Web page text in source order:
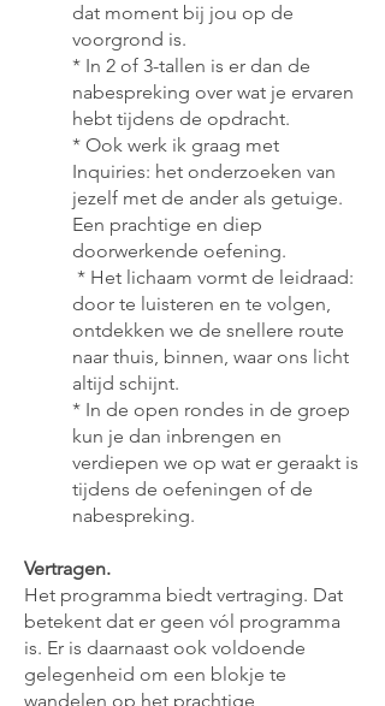
dat moment bij jou op de
voorgrond is.
* In 2 of 3-tallen is er dan de
nabespreking over wat je ervaren
hebt tijdens de opdracht.
* Ook werk ik graag met
Inquiries: het onderzoeken van
jezelf met de ander als getuige.
Een prachtige en diep
doorwerkende oefening.
* Het lichaam vormt de leidraad:
door te luisteren en te volgen,
ontdekken we de snellere route
naar thuis, binnen, waar ons licht
altijd schijnt.
* In de open rondes in de groep
kun je dan inbrengen en
verdiepen we op wat er geraakt is
tijdens de oefeningen of de
nabespreking.
Vertragen.
Het programma biedt vertraging. Dat
betekent dat er geen vól programma
is. Er is daarnaast ook voldoende
gelegenheid om een blokje te
wandelen op het prachtige